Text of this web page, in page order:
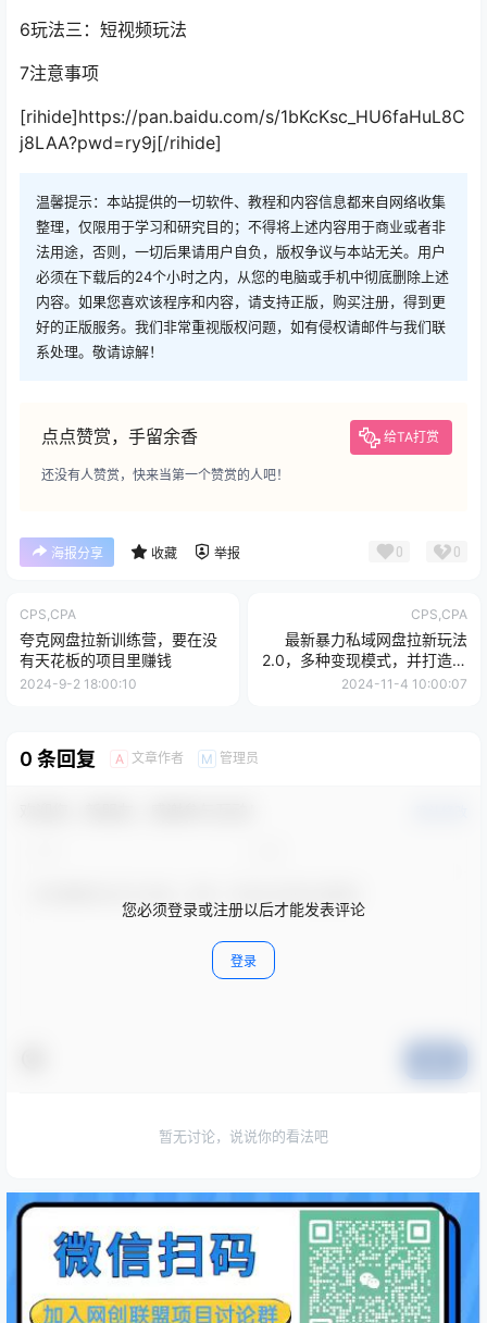
6玩法三：短视频玩法
7注意事项
[rihide]https://pan.baidu.com/s/1bKcKsc_HU6faHuL8C
j8LAA?pwd=ry9j[/rihide]
温馨提示：本站提供的一切软件、教程和内容信息都来自网络收集
整理，仅限用于学习和研究目的；不得将上述内容用于商业或者非
法用途，否则，一切后果请用户自负，版权争议与本站无关。用户
必须在下载后的24个小时之内，从您的电脑或手机中彻底删除上述
内容。如果您喜欢该程序和内容，请支持正版，购买注册，得到更
好的正版服务。我们非常重视版权问题，如有侵权请邮件与我们联
系处理。敬请谅解！
点点赞赏，手留余香 给TA打赏
还没有人赞赏，快来当第一个赞赏的人吧！
海报分享 收藏 举报 0 0
CPS,CPA
夸克网盘拉新训练营，要在没
有天花板的项目里赚钱
2024-9-2 18:00:10
CPS,CPA
最新暴力私域网盘拉新玩法
2.0，多种变现模式，并打造私
域回流，轻松日入500+【揭
2024-11-4 10:00:07
0 条回复 A 文章作者 M 管理员
您必须登录或注册以后才能发表评论
登录
暂无讨论，说说你的看法吧